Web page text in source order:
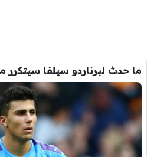
ما حدث لبرناردو سيلفا سيتكرر